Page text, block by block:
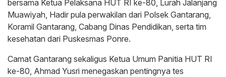
bersama Ketua Pelaksana HUT RI ke-80, Lurah Jalanjang
Muawiyah, Hadir pula perwakilan dari Polsek Gantarang,
Koramil Gantarang, Cabang Dinas Pendidikan, serta tim
kesehatan dari Puskesmas Ponre.
Camat Gantarang sekaligus Ketua Umum Panitia HUT RI
ke-80, Ahmad Yusri menegaskan pentingnya tes